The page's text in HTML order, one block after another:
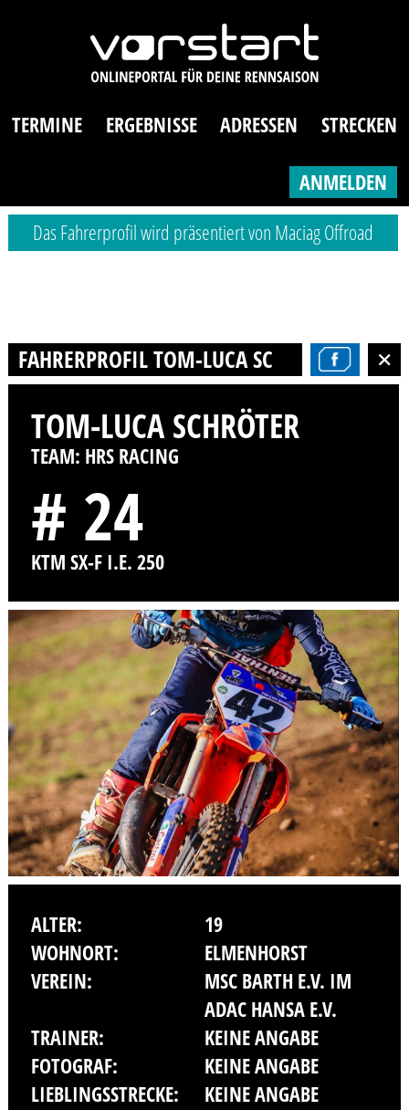
TERMINE ERGEBNISSE ADRESSEN STRECKEN
ANMELDEN
Das Fahrerprofil wird präsentiert von Maciag Offroad
FAHRERPROFIL TOM-LUCA SCHRÖTER
TOM-LUCA SCHRÖTER
TEAM: HRS RACING
# 24
KTM SX-F I.E. 250
ALTER:
19
WOHNORT:
ELMENHORST
VEREIN:
MSC BARTH E.V. IM
ADAC HANSA E.V.
TRAINER:
KEINE ANGABE
FOTOGRAF:
KEINE ANGABE
LIEBLINGSSTRECKE:
KEINE ANGABE